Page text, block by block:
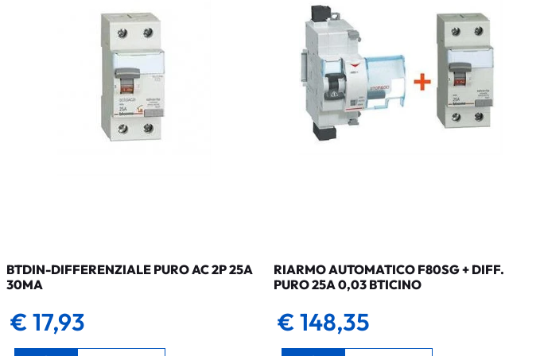
BTDIN-DIFFERENZIALE PURO AC 2P 25A
30MA
€ 17,93
RIARMO AUTOMATICO F80SG + DIFF.
PURO 25A 0,03 BTICINO
€ 148,35